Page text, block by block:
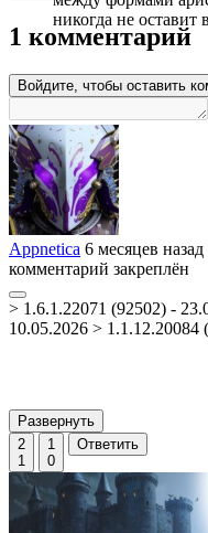
никогда не
1 комментарий
Войдите, чтобы оставить
Appnetica 6 месяцев назад
комментарий закреплён
> 1.6.1.22071 (92502) -
10.05.2026 > 1.1.12.20084
Развернуть
2
1
1
0
Ответить